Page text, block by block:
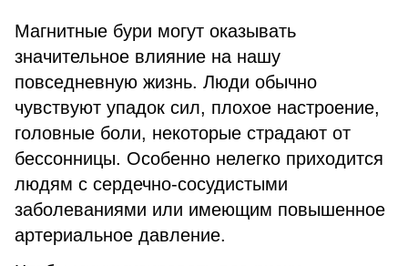
Магнитные бури могут оказывать
значительное влияние на нашу
повседневную жизнь. Люди обычно
чувствуют упадок сил, плохое настроение,
головные боли, некоторые страдают от
бессонницы. Особенно нелегко приходится
людям с сердечно-сосудистыми
заболеваниями или имеющим повышенное
артериальное давление.